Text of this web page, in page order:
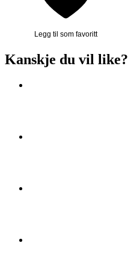
Legg til som favoritt
Kanskje du vil like?